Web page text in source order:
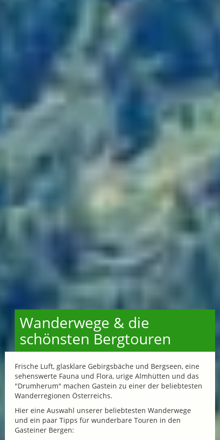
Wanderwege & die
schönsten Bergtouren
Frische Luft, glasklare Gebirgsbäche und Bergseen, eine
sehenswerte Fauna und Flora, urige Almhütten und das
"Drumherum" machen Gastein zu einer der beliebtesten
Wanderregionen Österreichs.
Hier eine Auswahl unserer beliebtesten Wanderwege
und ein paar Tipps für wunderbare Touren in den
Gasteiner Bergen: